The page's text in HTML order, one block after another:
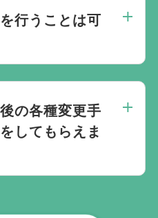
んだ式場が適している
です。当社の相談員
りますので、ご不安な
気軽にご相談くださ
行うことは可
ります。
の各種変更手
してもらえま